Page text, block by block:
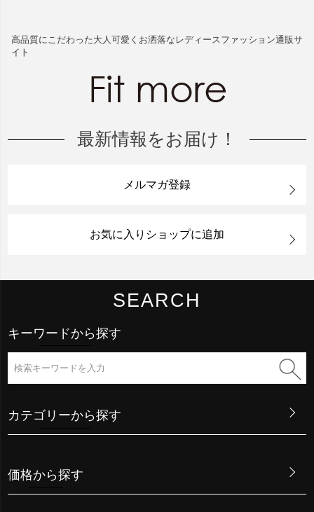
高品質にこだわった大人可愛くお洒落なレディースファッション通販サ
イト
最新情報をお届け！
メルマガ登録
お気に入りショップに追加
SEARCH
キーワードから探す
カテゴリーから探す
価格から探す